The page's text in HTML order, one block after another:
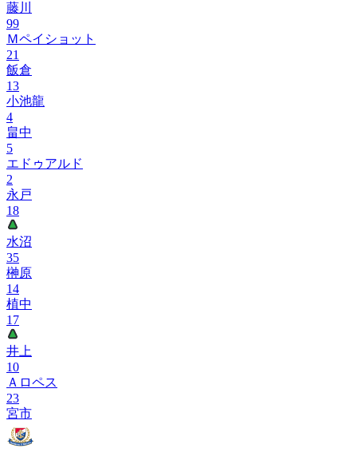
藤川
99
Ｍペイショット
21
飯倉
13
小池龍
4
畠中
5
エドゥアルド
2
永戸
18
水沼
35
榊原
14
植中
17
井上
10
Ａロペス
23
宮市